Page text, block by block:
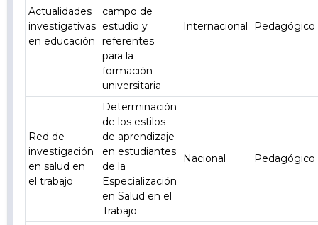
Actualidades
investigativas
en educación
campo de
estudio y
referentes
para la
formación
universitaria
Internacional Pedagógico
Red de
investigación
en salud en
el trabajo
Determinación
de los estilos
de aprendizaje
en estudiantes
de la
Especialización
en Salud en el
Trabajo
Nacional Pedagógico